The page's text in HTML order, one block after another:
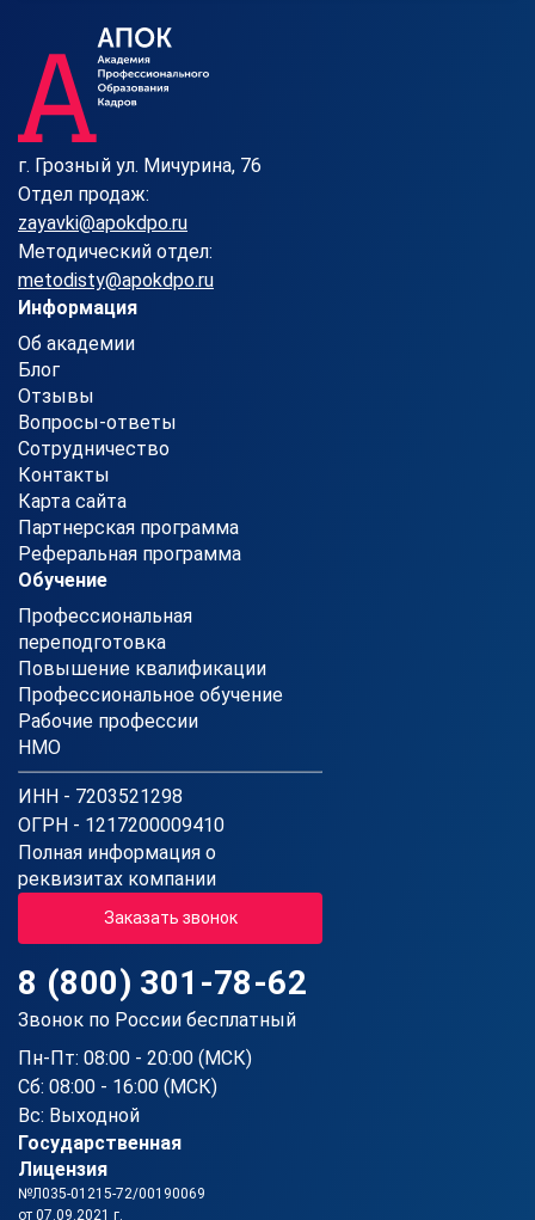
г. Грозный ул. Мичурина, 76
Отдел продаж:
zayavki@apokdpo.ru
Методический отдел:
metodisty@apokdpo.ru
Информация
Об академии
Блог
Отзывы
Вопросы-ответы
Сотрудничество
Контакты
Карта сайта
Партнерская программа
Реферальная программа
Обучение
Профессиональная
переподготовка
Повышение квалификации
Профессиональное обучение
Рабочие профессии
НМО
ИНН - 7203521298
ОГРН - 1217200009410
Полная информация о
реквизитах компании
Заказать звонок
8 (800) 301-78-62
Звонок по России бесплатный
Пн-Пт: 08:00 - 20:00 (МСК)
Сб: 08:00 - 16:00 (МСК)
Вс: Выходной
Государственная
Лицензия
№Л035-01215-72/00190069
от 07.09.2021 г.